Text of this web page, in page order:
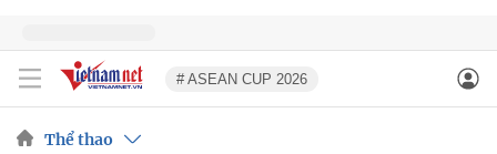
# ASEAN CUP 2026
Thể thao